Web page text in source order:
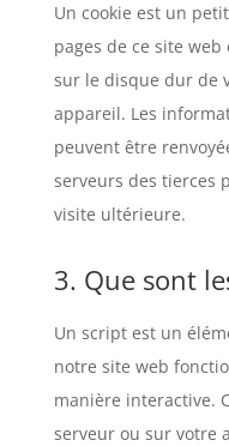
Un cookie est un
pages de ce site
sur le disque dur de
appareil. Les
peuvent être
serveurs des tierces
visite ultérieure.
3. Que sont
Un script est un
notre site web
manière interactive.
serveur ou sur votre